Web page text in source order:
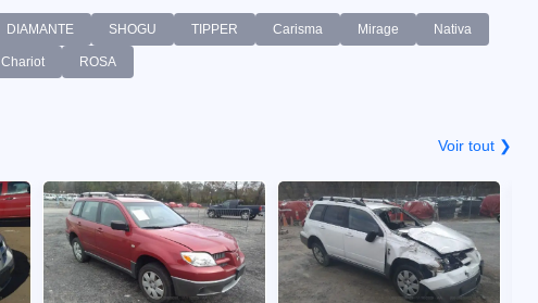
DIAMANTE SHOGU TIPPER Carisma Mirage Nativa
Chariot ROSA
Voir tout ❯